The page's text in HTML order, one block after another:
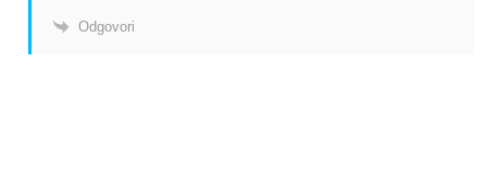
Odgovori